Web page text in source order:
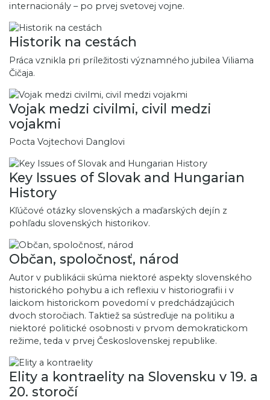
internacionály – po prvej svetovej vojne.
Historik na cestách
Práca vznikla pri príležitosti významného jubilea Viliama
Čičaja.
Vojak medzi civilmi, civil medzi
vojakmi
Pocta Vojtechovi Danglovi
Key Issues of Slovak and Hungarian
History
Kľúčové otázky slovenských a maďarských dejín z
pohľadu slovenských historikov.
Občan, spoločnosť, národ
Autor v publikácii skúma niektoré aspekty slovenského
historického pohybu a ich reflexiu v historiografii i v
laickom historickom povedomí v predchádzajúcich
dvoch storočiach. Taktiež sa sústreďuje na politiku a
niektoré politické osobnosti v prvom demokratickom
režime, teda v prvej Československej republike.
Elity a kontraelity na Slovensku v 19. a
20. storočí